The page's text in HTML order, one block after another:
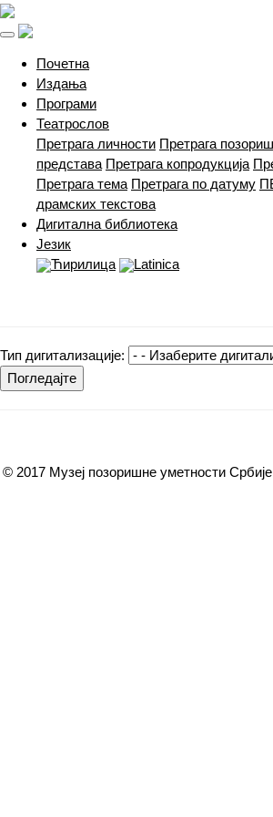
Почетна(current)
Издања
Програми
Театрослов
Претрага личности Претрага
представа Претрага копродукција
Претрага тема Претрага по датуму
драмских текстова
Дигитална библиотека
Језик
Ћирилица
Latinica
Тип дигитализације:
Погледајте
© 2017 Музеј позоришне уметности Србије